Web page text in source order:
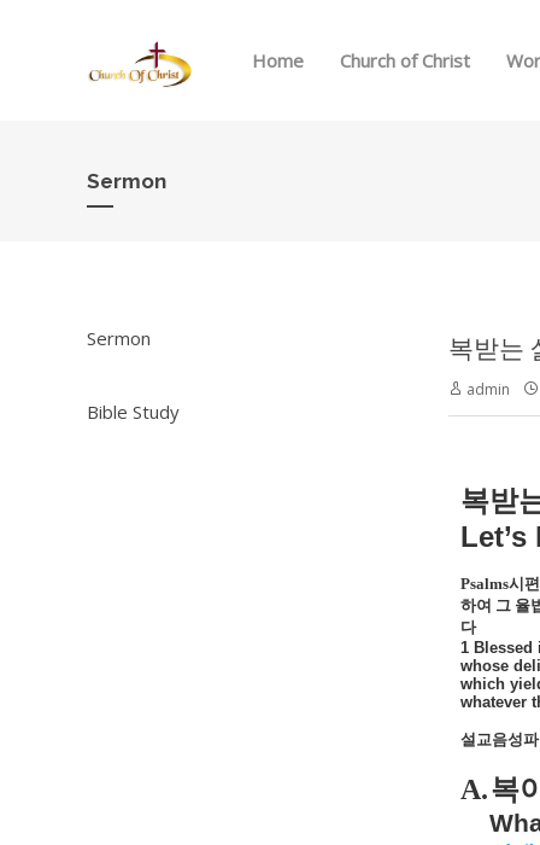
Home Church of Christ
Sermon
Sermon
Bible Study
복받는
admin
복받
Psalms시편
하여 그 율
다
1 Blessed
whose
which
whatever
설교음성
A.복